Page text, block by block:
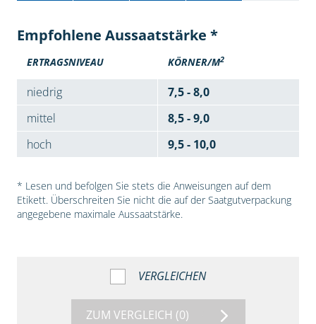
Empfohlene Aussaatstärke *
ERTRAGSNIVEAU KÖRNER/M2
niedrig
7,5 - 8,0
mittel
8,5 - 9,0
hoch
9,5 - 10,0
* Lesen und befolgen Sie stets die Anweisungen auf dem
Etikett. Überschreiten Sie nicht die auf der Saatgutverpackung
angegebene maximale Aussaatstärke.
VERGLEICHEN
ZUM VERGLEICH (0)